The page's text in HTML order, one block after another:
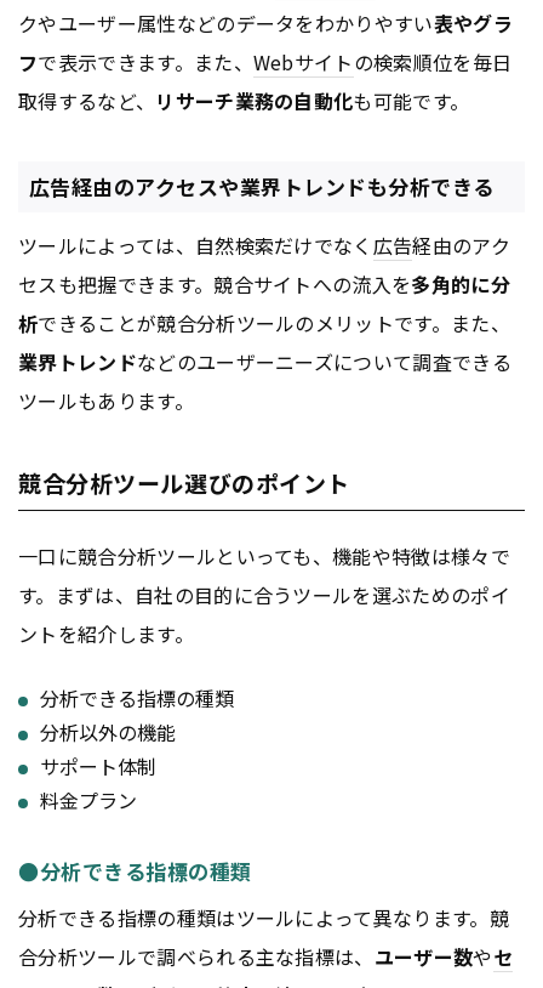
クやユーザー属性などのデータをわかりやすい表やグラ
フで表示できます。また、 Webサイトの検索順位を毎日
取得するなど、 リサーチ業務の自動化も可能です。
広告経由のアクセスや業界トレンドも分析できる
ツールによっては、自然検索だけでなく 広告経由のアク
セスも把握できます。競合サイトへの流入を多角的に分
析できることが競合分析ツールのメリットです。また、
業界トレンドなどのユーザーニーズについて調査できる
ツールもあります。
競合分析ツール選びのポイント
一口に競合分析ツールといっても、機能や特徴は様々で
す。まずは、自社の目的に合うツールを選ぶためのポイ
ントを紹介します。
分析できる指標の種類
分析以外の機能
サポート体制
料金プラン
●分析できる指標の種類
分析できる指標の種類はツールによって異なります。競
合分析ツールで調べられる主な指標は、 ユーザー数やセ